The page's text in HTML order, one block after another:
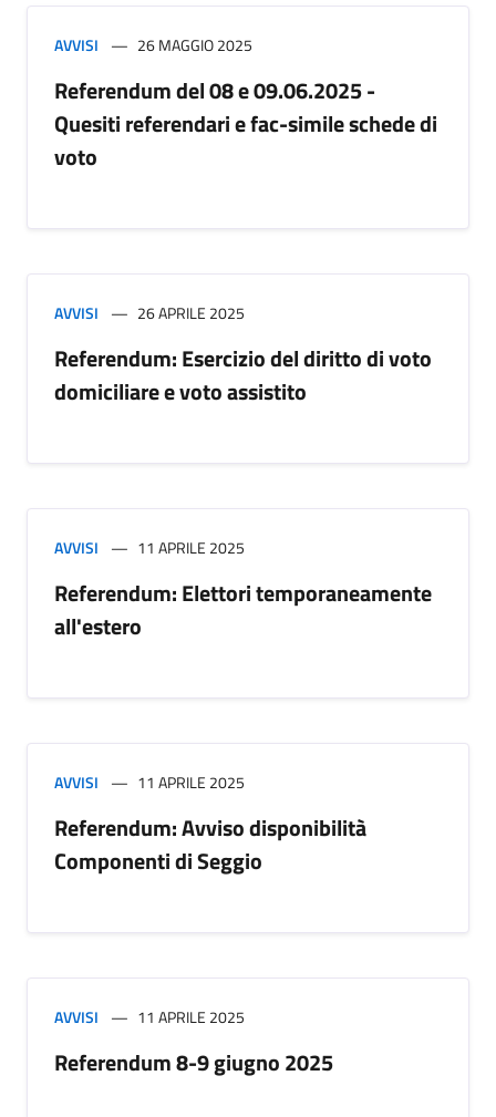
AVVISI 26 MAGGIO 2025
Referendum del 08 e 09.06.2025 -
Quesiti referendari e fac-simile schede di
voto
AVVISI 26 APRILE 2025
Referendum: Esercizio del diritto di voto
domiciliare e voto assistito
AVVISI 11 APRILE 2025
Referendum: Elettori temporaneamente
all'estero
AVVISI 11 APRILE 2025
Referendum: Avviso disponibilità
Componenti di Seggio
AVVISI 11 APRILE 2025
Referendum 8-9 giugno 2025